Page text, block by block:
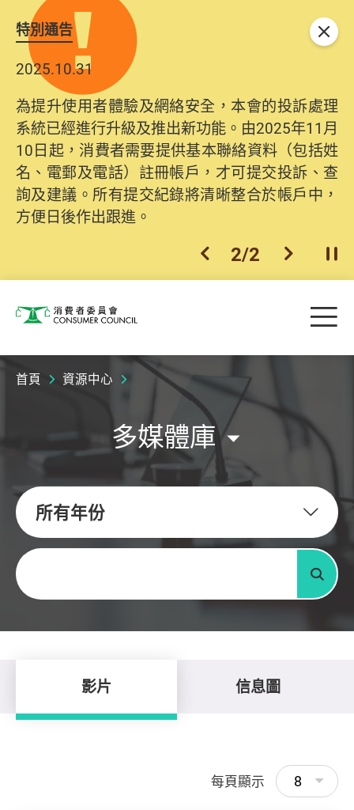
特別通告
2025.10.31
為提升使用者體驗及網絡安全，本會的投訴處理
系統已經進行升級及推出新功能。由2025年11月
10日起，消費者需要提供基本聯絡資料（包括姓
名、電郵及電話）註冊帳戶，才可提交投訴、查
詢及建議。所有提交紀錄將清晰整合於帳戶中，
方便日後作出跟進。
上一個
2/2 下一個開
關閉
消費者委員會 目
首頁 資源中心
多媒體庫
所有年份
關鍵字
搜尋
影片 信息圖
每頁顯示 8